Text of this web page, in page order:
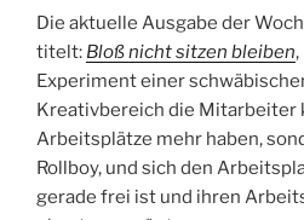
Die aktuelle Ausgabe der
titelt: Bloß nicht sitzen bleiben
Experiment einer
Kreativbereich die Mitarbeiter
Arbeitsplätze mehr haben,
Rollboy, und sich den
gerade frei ist und ihren